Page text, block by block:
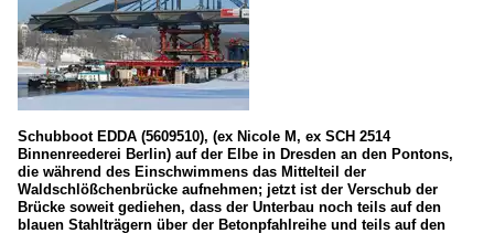
Schubboot EDDA (5609510), (ex Nicole M, ex SCH 2514
Binnenreederei Berlin) auf der Elbe in Dresden an den Pontons,
die während des Einschwimmens das Mittelteil der
Waldschlößchenbrücke aufnehmen; jetzt ist der Verschub der
Brücke soweit gediehen, dass der Unterbau noch teils auf den
blauen Stahlträgern über der Betonpfahlreihe und teils auf den